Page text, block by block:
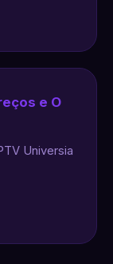
e O
Universia